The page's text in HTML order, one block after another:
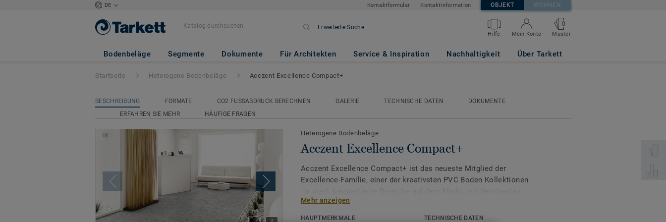
DE Kontaktformular Kontaktinformation OBJEKT WOHNEN
Erweiterte Suche
Hilfe Mein Konto
0
Muster
Bodenbeläge Segmente Dokumente Für Architekten Service & Inspiration Nachhaltigkeit Über Tarkett
Acczent Excellence Compact+
Startseite Heterogene Bodenbeläge Acczent Excellence Compact+
BESCHREIBUNG FORMATE CO2 FUSSABDRUCK BERECHNEN GALERIE TECHNISCHE DATEN
DOKUMENTE
ERFAHREN SIE MEHR
HÄUFIGE FRAGEN
Heterogene Bodenbeläge
Acczent Excellence Compact+
Acczent Excellence Compact+ ist das neueste Mitglied der
Excellence-Familie, einer der kreativsten PVC Boden Kollektionen
Verhältnis von Trittschall- und Druckfestigkeit.
Mehr anzeigen
HAUPTMERKMALE
TECHNISCHE DATEN